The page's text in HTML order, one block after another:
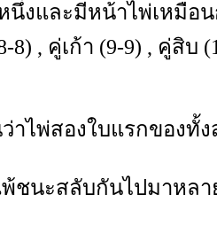
งและมีหน้าไพ่เหมือ
, คู่เก้า (9-9) , คู่สิบ
ไพ่สองใบแรกของทั้
นะสลับกันไปมาหลา